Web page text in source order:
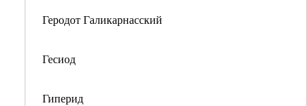
Геродот Галикарнасский
Гесиод
Гиперид